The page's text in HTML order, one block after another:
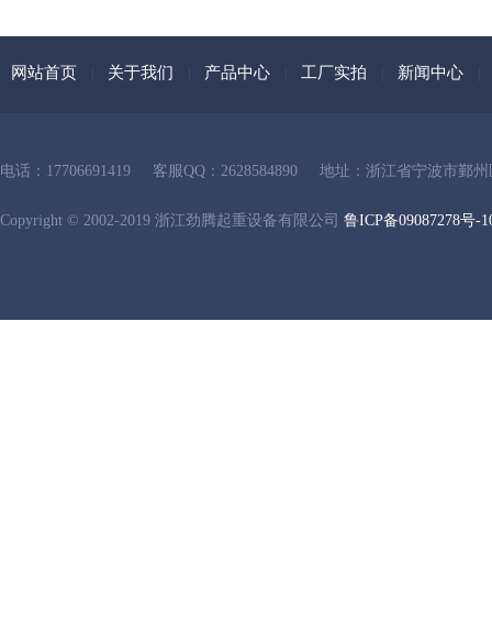
网站首页 关于我们 产品中心 工厂实拍 新闻中心
电话：17706691419 客服QQ：2628584890 地址：浙江省宁波市鄞州
Copyright © 2002-2019 浙江劲腾起重设备有限公司 鲁ICP备09087278号-